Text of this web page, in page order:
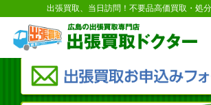
出張買取、当日訪問！不要品高価買取・処分